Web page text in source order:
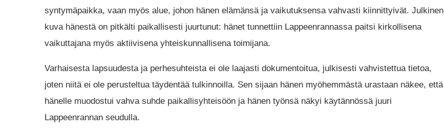
syntymäpaikka, vaan myös alue, johon hänen elämänsä ja vaikutuksensa vahvasti kiinnittyivät. Julkinen
kuva hänestä on pitkälti paikallisesti juurtunut: hänet tunnettiin Lappeenrannassa paitsi kirkollisena
vaikuttajana myös aktiivisena yhteiskunnallisena toimijana.
Varhaisesta lapsuudesta ja perhesuhteista ei ole laajasti dokumentoitua, julkisesti vahvistettua tietoa,
joten niitä ei ole perusteltua täydentää tulkinnoilla. Sen sijaan hänen myöhemmästä urastaan näkee, että
hänelle muodostui vahva suhde paikallisyhteisöön ja hänen työnsä näkyi käytännössä juuri
Lappeenrannan seudulla.